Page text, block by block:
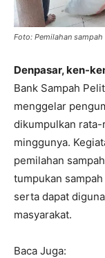
Foto: Pemilahan sampah
Denpasar, ken-
Bank Sampah
menggelar
dikumpulkan
minggunya.
pemilahan
tumpukan
serta dapat
masyarakat.
Baca Juga: